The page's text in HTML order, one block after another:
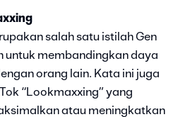
salah satu istilah Gen
untuk membandingkan daya
orang lain. Kata ini juga
“Lookmaxxing” yang
atau meningkatkan